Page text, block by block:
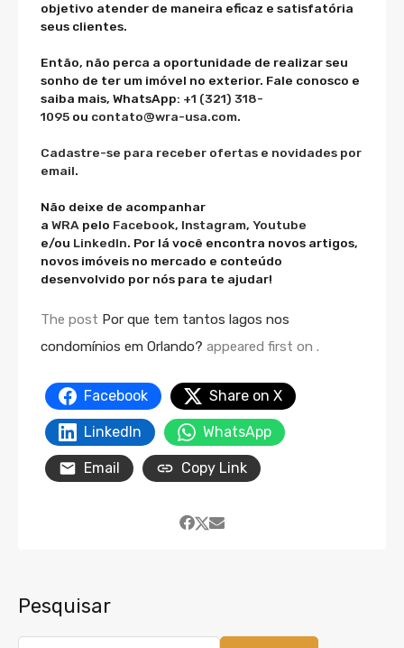
objetivo atender de maneira eficaz e satisfatória
seus clientes.
Então, não perca a oportunidade de realizar seu
sonho de ter um imóvel no exterior. Fale conosco e
saiba mais, WhatsApp: +1 (321) 318-
1095 ou contato@wra-usa.com.
Cadastre-se para receber ofertas e novidades por
email.
Não deixe de acompanhar
a WRA pelo Facebook, Instagram, Youtube
e/ou LinkedIn. Por lá você encontra novos artigos,
novos imóveis no mercado e conteúdo
desenvolvido por nós para te ajudar!
The post Por que tem tantos lagos nos
condomínios em Orlando? appeared first on .
Facebook Share on X
LinkedIn WhatsApp
Email Copy Link
Pesquisar